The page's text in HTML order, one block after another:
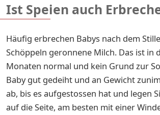
Ist Speien auch
Häufig erbrechen Babys nach dem
Schöppeln geronnene Milch. Das ist in
Monaten normal und kein Grund zur
Baby gut gedeiht und an Gewicht
ab, bis es aufgestossen hat und legen
auf die Seite, am besten mit einer